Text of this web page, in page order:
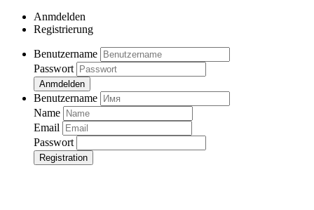
Anmdelden
Registrierung
Benutzername
Passwort
Anmdelden
Benutzername
Name
Email
Passwort
Registration